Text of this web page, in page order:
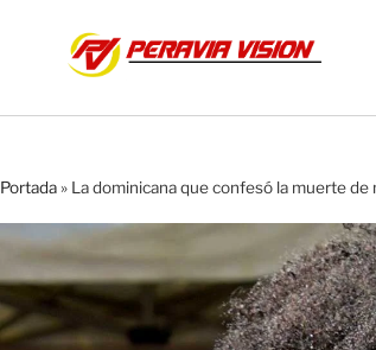
Portada» La dominicana que confesó la muerte